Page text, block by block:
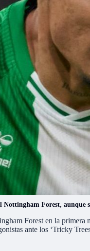
Forest, aunque
Forest en la primera
ante los ‘Tricky